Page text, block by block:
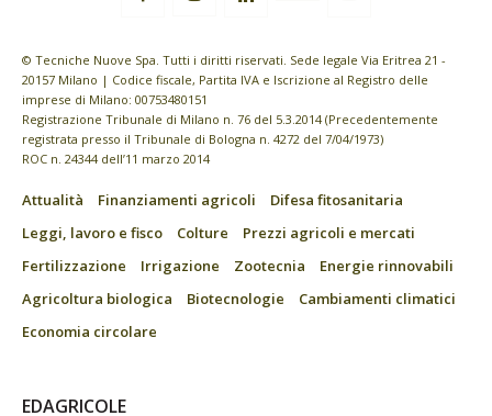
© Tecniche Nuove Spa. Tutti i diritti riservati. Sede legale Via Eritrea 21 -
20157 Milano | Codice fiscale, Partita IVA e Iscrizione al Registro delle
imprese di Milano: 00753480151
Registrazione Tribunale di Milano n. 76 del 5.3.2014 (Precedentemente
registrata presso il Tribunale di Bologna n. 4272 del 7/04/1973)
ROC n. 24344 dell’11 marzo 2014
Attualità Finanziamenti agricoli
Difesa fitosanitaria
Leggi, lavoro e fisco
Colture
Prezzi agricoli e mercati
Fertilizzazione
Irrigazione Zootecnia
Energie rinnovabili
Agricoltura biologica
Biotecnologie
Cambiamenti climatici
Economia circolare
EDAGRICOLE